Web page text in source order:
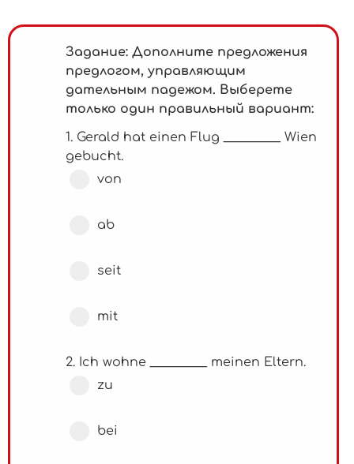
Задание: Дополните предложения
предлогом, управляющим
дательным падежом. Выберете
только один правильный вариант:
1. Gerald hat einen Flug _________ Wien
gebucht.
von
ab
seit
mit
2. Ich wohne _________ meinen Eltern.
zu
bei